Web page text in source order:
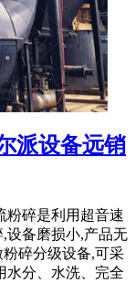
派设备远销
粉碎是利用超音速
设备磨损小,产品无
碎分级设备,可采
水分、水洗、完全